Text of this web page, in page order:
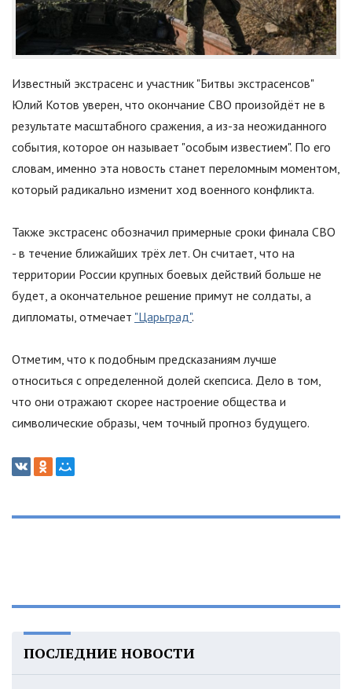
Известный экстрасенс и участник "Битвы экстрасенсов"
Юлий Котов уверен, что окончание СВО произойдёт не в
результате масштабного сражения, а из-за неожиданного
события, которое он называет "особым известием". По его
словам, именно эта новость станет переломным моментом,
который радикально изменит ход военного конфликта.
Также экстрасенс обозначил примерные сроки финала СВО
- в течение ближайших трёх лет. Он считает, что на
территории России крупных боевых действий больше не
будет, а окончательное решение примут не солдаты, а
дипломаты, отмечает "Царьград".
Отметим, что к подобным предсказаниям лучше
относиться с определенной долей скепсиса. Дело в том,
что они отражают скорее настроение общества и
символические образы, чем точный прогноз будущего.
ПОСЛЕДНИЕ НОВОСТИ